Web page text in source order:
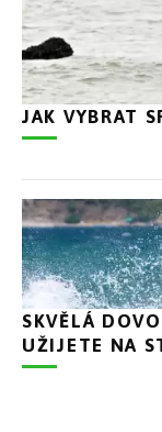
JAK VYBRAT
SKVĚLÁ
UŽIJETE NA